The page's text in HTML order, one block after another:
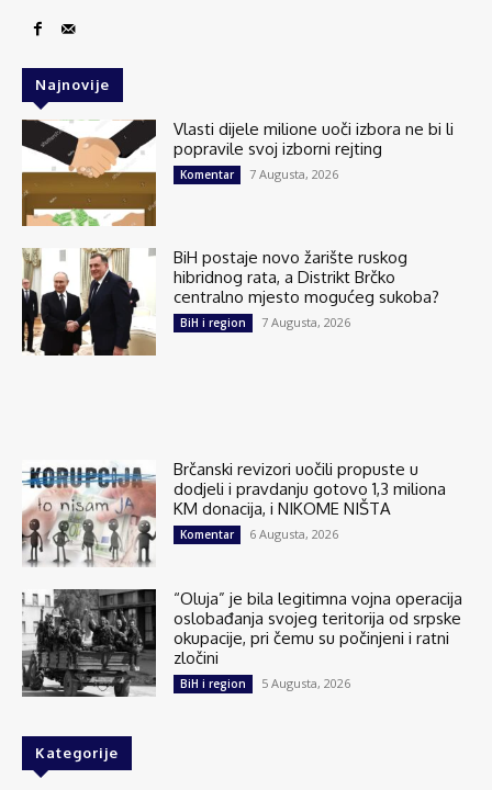
Najnovije
Vlasti dijele milione uoči izbora ne bi li
popravile svoj izborni rejting
Komentar 7 Augusta, 2026
BiH postaje novo žarište ruskog
hibridnog rata, a Distrikt Brčko
centralno mjesto mogućeg sukoba?
BiH i region 7 Augusta, 2026
Brčanski revizori uočili propuste u
dodjeli i pravdanju gotovo 1,3 miliona
KM donacija, i NIKOME NIŠTA
Komentar 6 Augusta, 2026
“Oluja” je bila legitimna vojna operacija
oslobađanja svojeg teritorija od srpske
okupacije, pri čemu su počinjeni i ratni
zločini
BiH i region 5 Augusta, 2026
Kategorije